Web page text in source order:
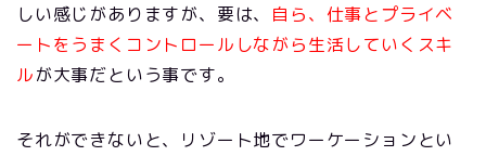
しい感じがありますが、要は、 自ら、仕事とプライベ
ートをうまくコントロールしながら生活していくスキ
ルが大事だという事です。
それができないと、リゾート地でワーケーションとい